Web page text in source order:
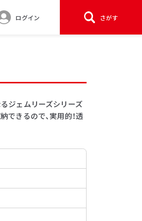
ログイン さがす
ジェムリーズシリーズ
きるので、実用的！透